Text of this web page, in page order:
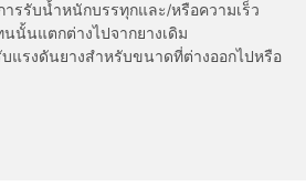
รรับน้ำหนักบรรทุกและ/หรือความเร็ว
นั้นแตกต่างไปจากยางเดิม
แรงดันยางสำหรับขนาดที่ต่างออกไปหรือ